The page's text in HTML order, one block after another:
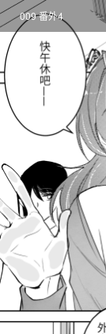
009 番外4